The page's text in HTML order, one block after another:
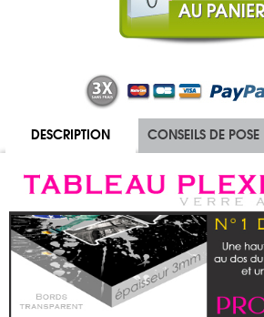
DESCRIPTION CONSEILS DE POSE